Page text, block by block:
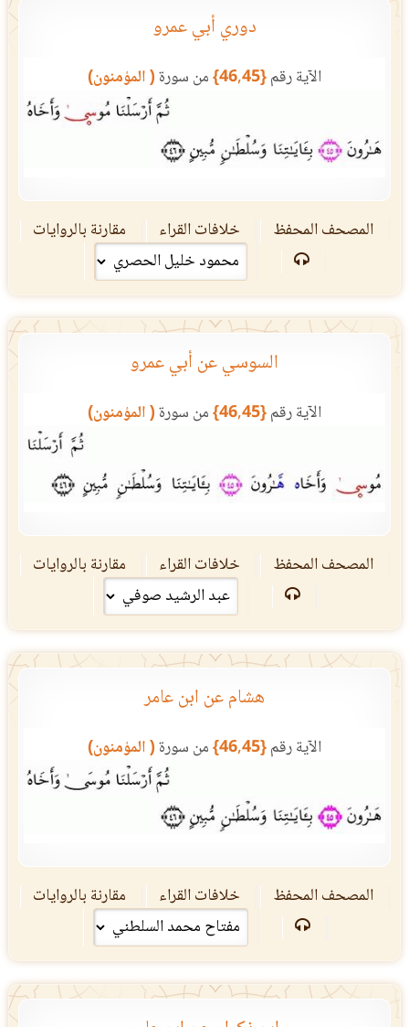
دوري أبي عمرو
الآية رقم{46,45} من سورة( المؤمنون)
المصحف المحفظ خلافات القراء مقارنة بالروايات
السوسي عن أبي عمرو
الآية رقم{46,45} من سورة( المؤمنون)
المصحف المحفظ خلافات القراء مقارنة بالروايات
هشام عن ابن عامر
الآية رقم{46,45} من سورة( المؤمنون)
المصحف المحفظ خلافات القراء مقارنة بالروايات